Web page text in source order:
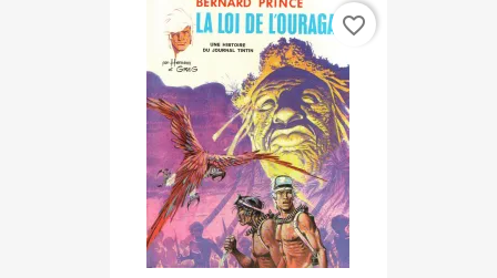
favorite_border